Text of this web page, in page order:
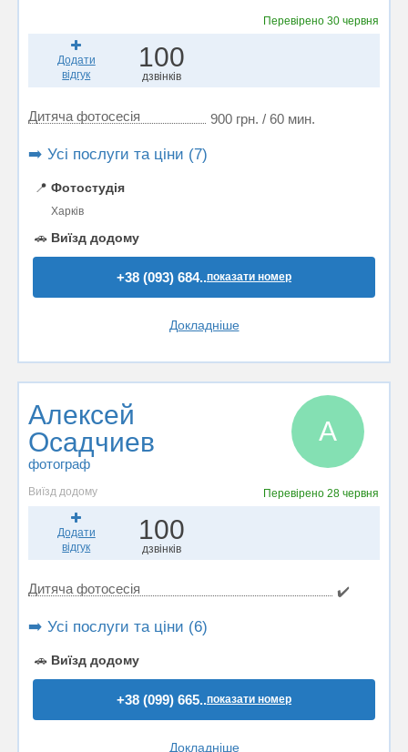
Перевірено30 червня
Додати
відгук
100
дзвінків
Дитяча фотосесія 900 грн. / 60 мин.
➡️ Усі послуги та ціни (7)
📍 Фотостудія
Харків
🚗 Виїзд додому
+38 (093) 684..показати номер
Докладніше
Алексей
Осадчиев
фотограф
А
Виїзд додому Перевірено28 червня
Додати
відгук
100
дзвінків
Дитяча фотосесія ✔️
➡️ Усі послуги та ціни (6)
🚗 Виїзд додому
+38 (099) 665..показати номер
Докладніше